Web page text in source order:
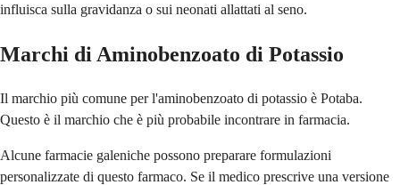
influisca sulla gravidanza o sui neonati allattati al seno.
Marchi di Aminobenzoato di Potassio
Il marchio più comune per l'aminobenzoato di potassio è Potaba.
Questo è il marchio che è più probabile incontrare in farmacia.
Alcune farmacie galeniche possono preparare formulazioni
personalizzate di questo farmaco. Se il medico prescrive una versione